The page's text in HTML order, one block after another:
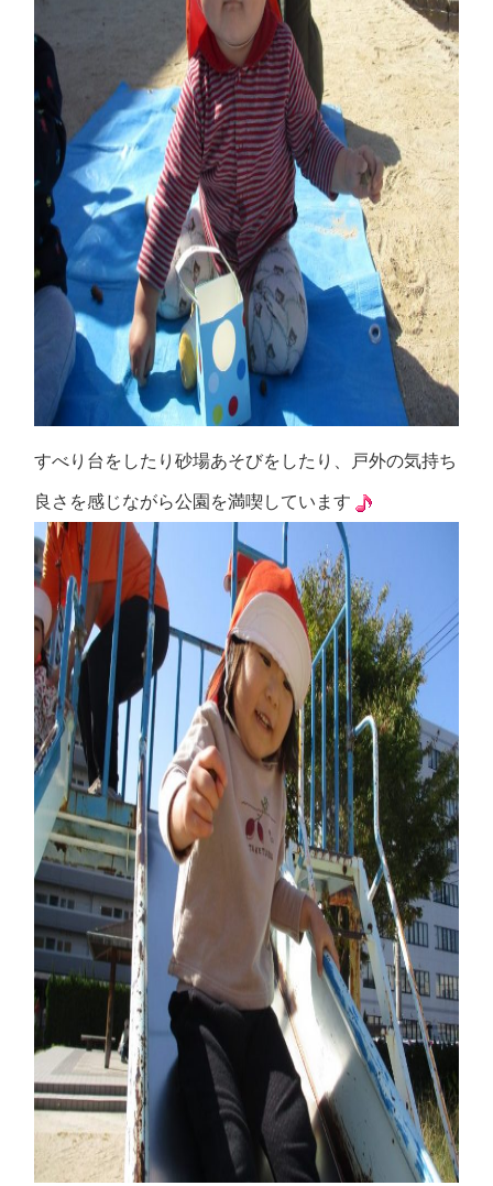
すべり台をしたり砂場あそびをしたり、戸外の気持ち
良さを感じながら公園を満喫しています